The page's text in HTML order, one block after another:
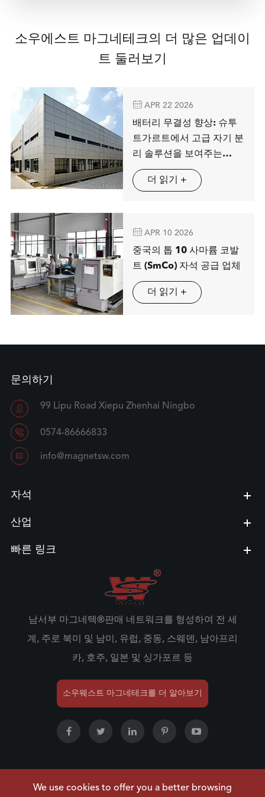
소우에스트 마그네테크의 더 많은 업데이
트 둘러보기
 APR 22 2026
배터리 무결성 향상: 슈투
트가르트에서 고급 자기 분
리 솔루션을 보여주는
MAG SPRING
더 읽기 +
 APR 10 2026
중국의 톱 10 사마륨 코발
트 (SmCo) 자석 공급 업체
더 읽기 +
문의하기
 99 Lipu Road Xiepu Zhenhai Ningbo
 0574-86666833
 info@magnetsw.com
자석
산업
빠른 링크
남서부 마그네텍®판매 네트워크를 형성하여 전 세
계, 주로 북미 및 남미, 유럽, 중동, 스웨덴, 남아프리
카, 호주, 일본 및 싱가포르 등
소우웨스트 마그네테크를 더 알아보기
저작권 ©NINGBO SOUWEST MAGNETECH
We use cookies to offer you a better browsing